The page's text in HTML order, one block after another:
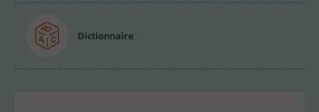
Dictionnaire